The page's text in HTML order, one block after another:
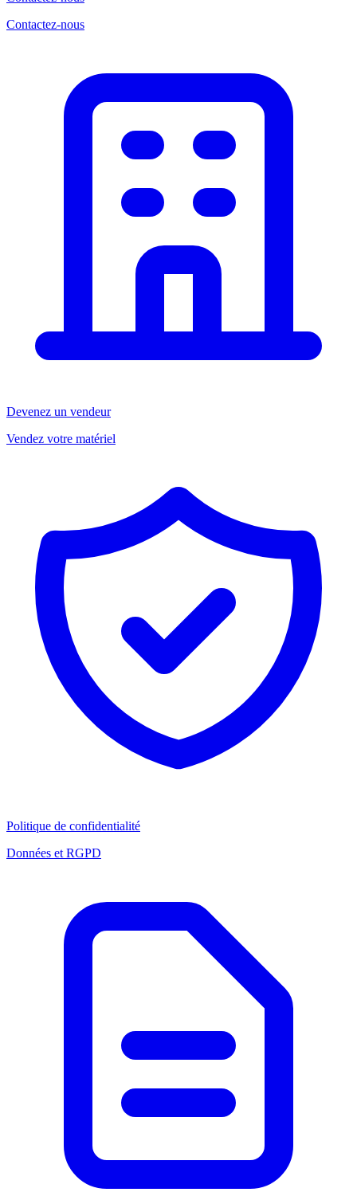
Contactez-nous
Devenez un vendeur
Vendez votre matériel
Politique de confidentialité
Données et RGPD